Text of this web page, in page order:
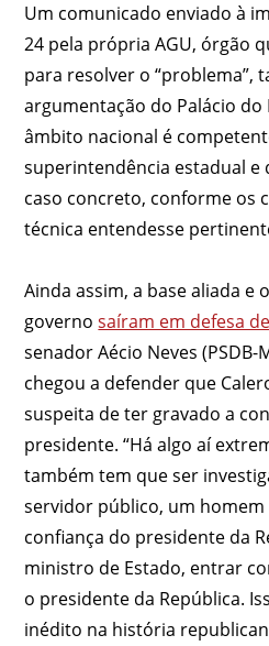
Um comunicado enviado à
24 pela própria AGU, órgão
para resolver o “problema”,
argumentação do Palácio do
âmbito nacional é
superintendência estadual e
caso concreto, conforme os
técnica entendesse
Ainda assim, a base aliada e
governosaíram em defesa
senador Aécio Neves (PSDB-
chegou a defender que
suspeita de ter gravado a
presidente. “Há algo aí
também tem que ser
servidor público, um
confiança do presidente da
ministro de Estado, entrar
o presidente da República.
inédito na história